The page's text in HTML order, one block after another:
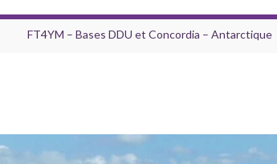
FT4YM – Bases DDU et Concordia – Antarctique